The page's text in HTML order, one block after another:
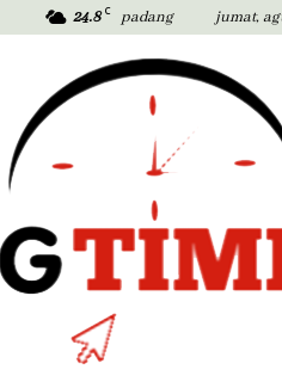
24.8 C padang jumat,